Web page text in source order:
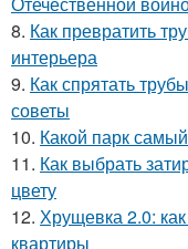
8. Как превратить
интерьера
9. Как спрятать
советы
10. Какой парк
11. Как выбрать
цвету
12. Хрущевка 2.0:
квартиры